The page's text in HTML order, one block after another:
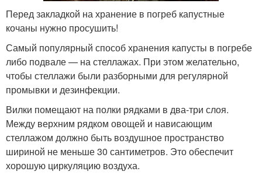
Перед закладкой на хранение в погреб капустные
кочаны нужно просушить!
Самый популярный способ хранения капусты в погребе
либо подвале — на стеллажах. При этом желательно,
чтобы стеллажи были разборными для регулярной
промывки и дезинфекции.
Вилки помещают на полки рядками в два-три слоя.
Между верхним рядком овощей и нависающим
стеллажом должно быть воздушное пространство
шириной не меньше 30 сантиметров. Это обеспечит
хорошую циркуляцию воздуха.